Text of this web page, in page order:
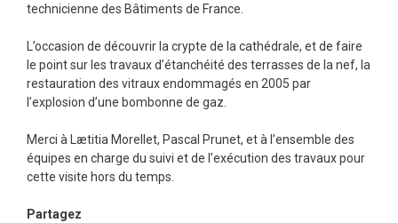
technicienne des Bâtiments de France.
L’occasion de découvrir la crypte de la cathédrale, et de faire
le point sur les travaux d’étanchéité des terrasses de la nef, la
restauration des vitraux endommagés en 2005 par
l’explosion d’une bombonne de gaz.
Merci à Lætitia Morellet, Pascal Prunet, et à l’ensemble des
équipes en charge du suivi et de l’exécution des travaux pour
cette visite hors du temps.
Partagez